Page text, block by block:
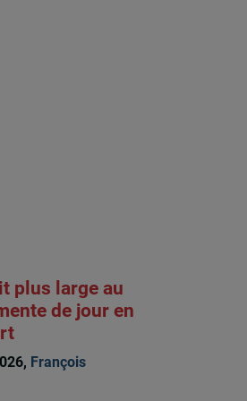
plus large au
de jour en
François